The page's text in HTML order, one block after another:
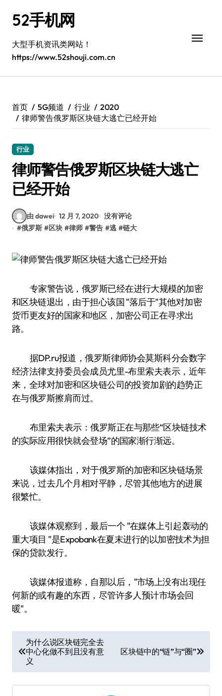
52手机网
大型手机资讯类网站！
https://www.52shouji.com.cn
首页 5G频道 行业
2020
律师警告俄罗斯区块链大逃亡已经开始
行业
律师警告俄罗斯区块链大逃亡
已经开始
由 dawei 12 月 7, 2020 没有评论
#俄罗斯 #区块 #律师 #警告 #逃 #链大
专家警告说，俄罗斯已经在进行大规模的加密
和区块链退出，由于担心该国 "落后于"其他对加密
货币更友好的国家和地区，加密公司正在寻求出
路。
据DP.ru报道，俄罗斯律师协会莫斯科分会数字
经济法律支持委员会成员尤里-布里索夫表示，近年
来，全球对加密和区块链公司的投资加剧的趋势正
在与俄罗斯擦肩而过。
布里索夫表示：俄罗斯正在与那些“区块链技术
的实际应用很快就会登场”的国家渐行渐远。
该媒体指出，对于俄罗斯的加密和区块链场景
来说，过去几个月相对平静，尽管其他地方的进展
很繁忙。
该媒体观察到，最后一个 "在媒体上引起轰动的
重大项目 "是Expobank在夏末进行的以加密技术为担
保的贷款发行。
该媒体报道称，自那以后，"市场上没有出现任
何新的或有趣的东西，尽管许多人预计市场会回
暖"。
章
导
航
为什么说区块链完全去
中心化做不到且没有意
义
区块链中的“链”与“圈”